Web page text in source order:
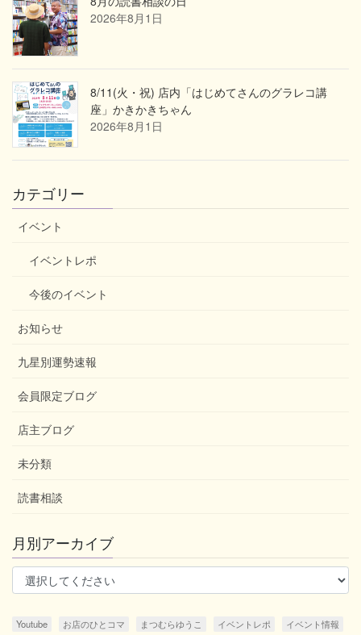
2026年8月1日
8/11(火・祝) 店内「はじめてさんのグラレコ講
座」かきかきちゃん
2026年8月1日
カテゴリー
イベント
イベントレポ
今後のイベント
お知らせ
九星別運勢速報
会員限定ブログ
店主ブログ
未分類
読書相談
月別アーカイブ
Youtube お店のひとコマ まつむらゆうこ イベントレポ
イベント情報